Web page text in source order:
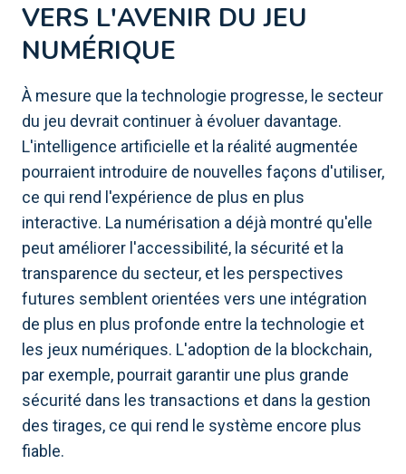
VERS L'AVENIR DU JEU
NUMÉRIQUE
À mesure que la technologie progresse, le secteur
du jeu devrait continuer à évoluer davantage.
L'intelligence artificielle et la réalité augmentée
pourraient introduire de nouvelles façons d'utiliser,
ce qui rend l'expérience de plus en plus
interactive. La numérisation a déjà montré qu'elle
peut améliorer l'accessibilité, la sécurité et la
transparence du secteur, et les perspectives
futures semblent orientées vers une intégration
de plus en plus profonde entre la technologie et
les jeux numériques. L'adoption de la blockchain,
par exemple, pourrait garantir une plus grande
sécurité dans les transactions et dans la gestion
des tirages, ce qui rend le système encore plus
fiable.